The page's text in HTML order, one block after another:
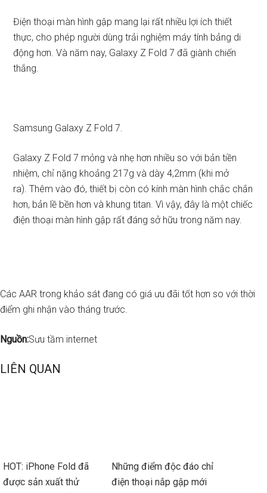
Điện thoại màn hình gập mang lại rất nhiều lợi ích thiết
thực, cho phép người dùng trải nghiệm máy tính bảng di
động hơn. Và năm nay, Galaxy Z Fold 7 đã giành chiến
thắng.
Samsung Galaxy Z Fold 7.
Galaxy Z Fold 7 mỏng và nhẹ hơn nhiều so với bản tiền
nhiệm, chỉ nặng khoảng 217g và dày 4,2mm (khi mở
ra). Thêm vào đó, thiết bị còn có kính màn hình chắc chắn
hơn, bản lề bền hơn và khung titan. Vì vậy, đây là một chiếc
điện thoại màn hình gập rất đáng sở hữu trong năm nay.
Các AAR trong khảo sát đang có giá ưu đãi tốt hơn so với thời
điểm ghi nhận vào tháng trước.
Nguồn:Sưu tầm internet
LIÊN QUAN
HOT: iPhone Fold đã
được sản xuất thử
Những điểm độc đáo chỉ
điện thoại nắp gập mới